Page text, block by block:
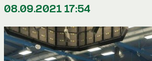
08.09.2021 17:54